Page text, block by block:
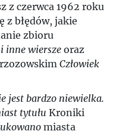
z czerwca 1962 roku
z błędów, jakie
zbioru
inne wierszeoraz
Człowiek
jest bardzo niewielka.
tytułu Kroniki
miasta